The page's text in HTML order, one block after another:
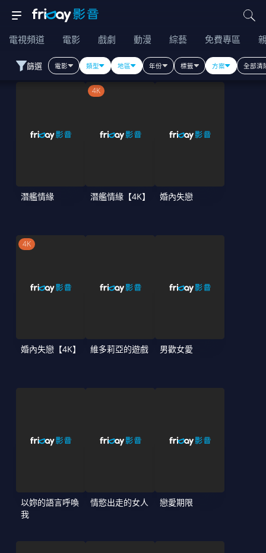
電視頻道 電影 戲劇 動漫 綜藝 免費專區
篩選 電影 類型 地區 年份 標籤 方案 全部清
潛艦情緣
4K
潛艦情緣【4K】 婚內失戀
4K
婚內失戀【4K】 維多莉亞的遊戲 男歡女愛
以妳的語言呼喚
我
情慾出走的女人 戀愛期限